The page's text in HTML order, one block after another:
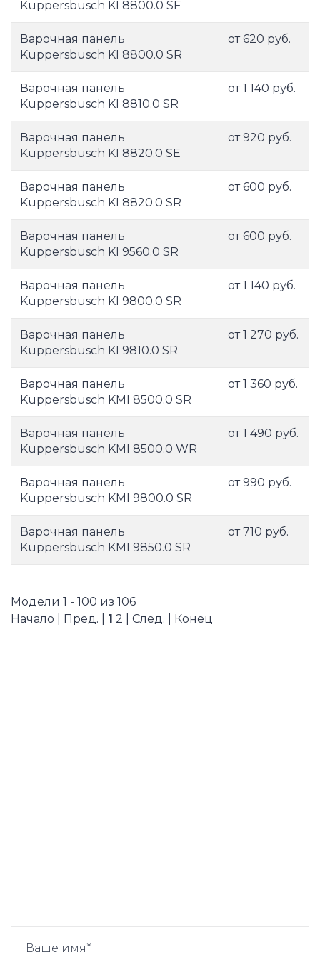
Kuppersbusch KI 8800.0 SF
Варочная панель
Kuppersbusch KI 8800.0 SR
от 620 руб.
Варочная панель
Kuppersbusch KI 8810.0 SR
от 1 140 руб.
Варочная панель
Kuppersbusch KI 8820.0 SE
от 920 руб.
Варочная панель
Kuppersbusch KI 8820.0 SR
от 600 руб.
Варочная панель
Kuppersbusch KI 9560.0 SR
от 600 руб.
Варочная панель
Kuppersbusch KI 9800.0 SR
от 1 140 руб.
Варочная панель
Kuppersbusch KI 9810.0 SR
от 1 270 руб.
Варочная панель
Kuppersbusch KMI 8500.0 SR
от 1 360 руб.
Варочная панель
Kuppersbusch KMI 8500.0 WR
от 1 490 руб.
Варочная панель
Kuppersbusch KMI 9800.0 SR
от 990 руб.
Варочная панель
Kuppersbusch KMI 9850.0 SR
от 710 руб.
Модели 1 - 100 из 106
Начало | Пред. | 1 2 След. Конец